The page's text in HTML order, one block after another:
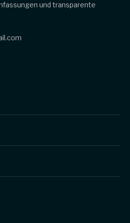
und transparente